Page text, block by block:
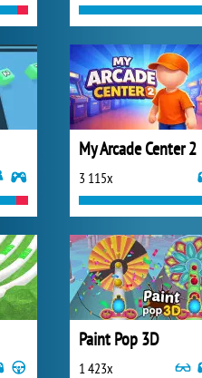
My Arcade Center 2
3 115x
Paint Pop 3D
1 423x